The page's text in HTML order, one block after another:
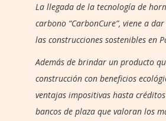
La llegada de la tecnología de
carbono “CarbonCure”, viene a
las construcciones sostenibles en
Además de brindar un producto
construcción con beneficios
ventajas impositivas hasta
bancos de plaza que valoran los